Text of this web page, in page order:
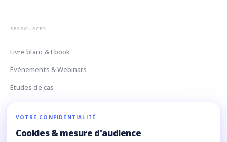
RESSOURCES
Livre blanc & Ebook
Événements & Webinars
Études de cas
Glossaire Data
CONTACT
VOTRE CONFIDENTIALITÉ
Cookies & mesure d'audience